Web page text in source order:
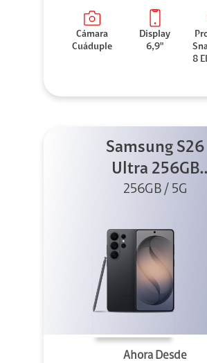
Cámara
Cuáduple
Display
6,9"
8
Samsung S26
Ultra 256GB
Negro
256GB / 5G
Ahora Desde